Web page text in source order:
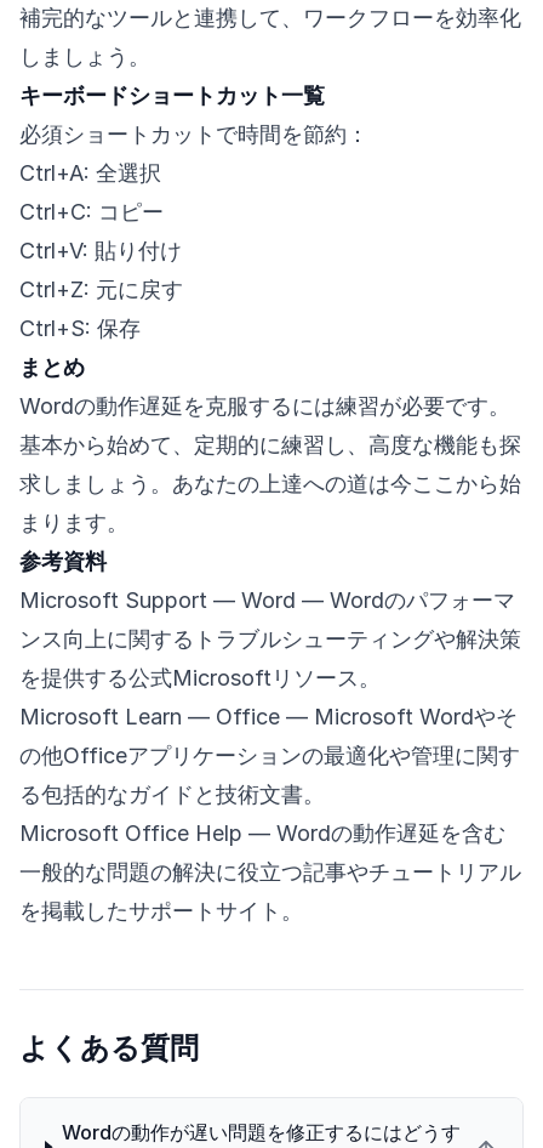
補完的なツールと連携して、ワークフローを効率化
しましょう。
キーボードショートカット一覧
必須ショートカットで時間を節約：
Ctrl+A: 全選択
Ctrl+C: コピー
Ctrl+V: 貼り付け
Ctrl+Z: 元に戻す
Ctrl+S: 保存
まとめ
Wordの動作遅延を克服するには練習が必要です。
基本から始めて、定期的に練習し、高度な機能も探
求しましょう。あなたの上達への道は今ここから始
まります。
参考資料
Microsoft Support — Word — Wordのパフォーマ
ンス向上に関するトラブルシューティングや解決策
を提供する公式Microsoftリソース。
Microsoft Learn — Office — Microsoft Wordやそ
の他Officeアプリケーションの最適化や管理に関す
る包括的なガイドと技術文書。
Microsoft Office Help — Wordの動作遅延を含む
一般的な問題の解決に役立つ記事やチュートリアル
を掲載したサポートサイト。
よくある質問
Wordの動作が遅い問題を修正するにはどうす